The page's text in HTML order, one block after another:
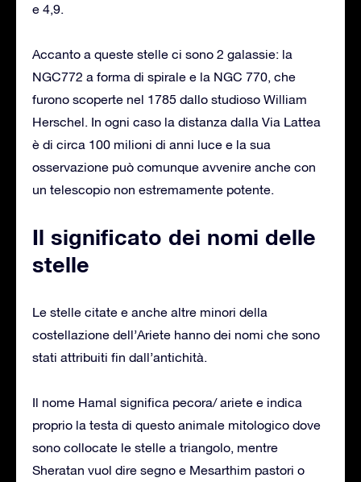
e 4,9.
Accanto a queste stelle ci sono 2 galassie: la
NGC772 a forma di spirale e la NGC 770, che
furono scoperte nel 1785 dallo studioso William
Herschel. In ogni caso la distanza dalla Via Lattea
è di circa 100 milioni di anni luce e la sua
osservazione può comunque avvenire anche con
un telescopio non estremamente potente.
Il significato dei nomi delle
stelle
Le stelle citate e anche altre minori della
costellazione dell’Ariete hanno dei nomi che sono
stati attribuiti fin dall’antichità.
Il nome Hamal significa pecora/ ariete e indica
proprio la testa di questo animale mitologico dove
sono collocate le stelle a triangolo, mentre
Sheratan vuol dire segno e Mesarthim pastori o